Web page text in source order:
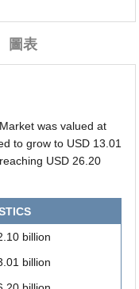
圖表
was valued at
to grow to USD 13.01
USD 26.20
billion
billion